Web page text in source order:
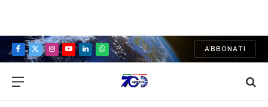
Facebook
X
Instagram
YouTubeLinkedInWhatsApp
ABBONATI